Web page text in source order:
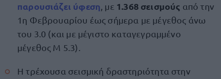
παρουσιάζει ύφεση , με 1.368 σεισμούς από την
1η Φεβρουαρίου έως σήμερα με μέγεθος άνω
του 3.0 (και με μέγιστο καταγεγραμμένο
μέγεθος Μ 5.3).
Η τρέχουσα σεισμική δραστηριότητα στην